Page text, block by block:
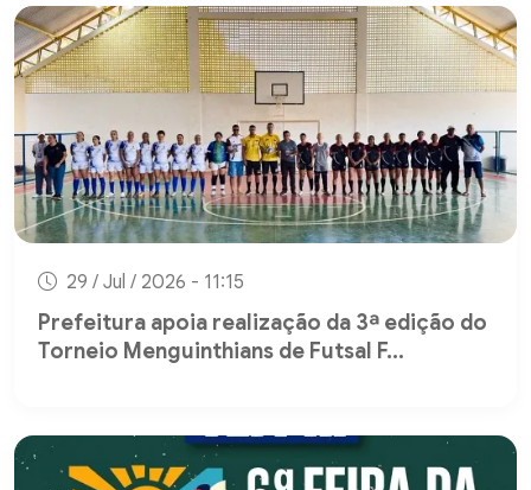
29 / Jul / 2026 - 11:15
Prefeitura apoia realização da 3ª edição do
Torneio Menguinthians de Futsal F...